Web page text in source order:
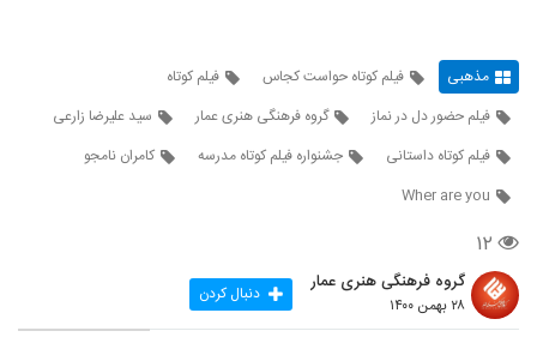
مذهبی فیلم کوتاه حواست کجاس
فیلم کوتاه
فیلم حضور دل در نماز
گروه فرهنگی هنری عمار
سید علیرضا زارعی
فیلم کوتاه داستانی
جشنواره فیلم کوتاه مدرسه
کامران نامجو
Wher are you
۱۲
گروه فرهنگی هنری عمار
۲۸ بهمن ۱۴۰۰ دنبال کردن